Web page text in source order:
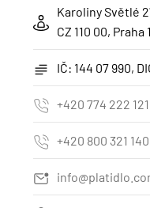
Karoliny Světlé
CZ 110 00,
IČ: 144 07 990,
+420 774 222 121
+420 800 321 140